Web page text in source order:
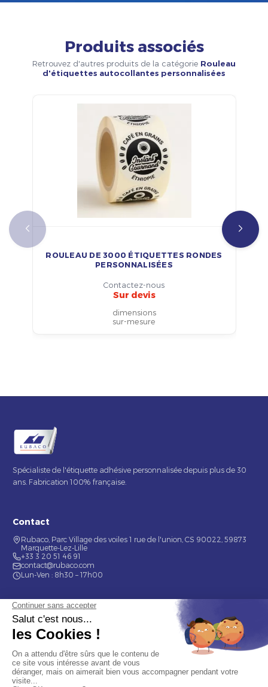
Produits associés
Retrouvez d'autres produits de la catégorie Rouleau
d'étiquettes autocollantes personnalisées
ROULEAU DE 3000 ÉTIQUETTES RONDES
PERSONNALISÉES
Contactez-nous
Sur devis
dimensions
sur-mesure
Spécialiste de l'étiquette adhésive personnalisée depuis plus de 30
ans. Fabrication 100% française.
Contact
Rubaco, Parc Village des voiles 1 rue de l'union, CS 90022, 59873
Marquette-Lez-Lille
+33 3 20 51 46 91
contact@rubaco.com
Lun-Ven : 8h30 – 17h00
Nos services
Étiquette alimentaire
Étiquette de bouteilles
Informations
Mentions légales